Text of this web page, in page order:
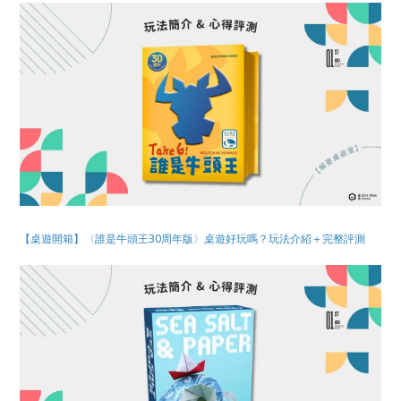
【桌遊開箱】〈誰是牛頭王30周年版〉桌遊好玩嗎？玩法介紹＋完整評測